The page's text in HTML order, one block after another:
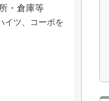
・倉庫等
イツ、コーポを